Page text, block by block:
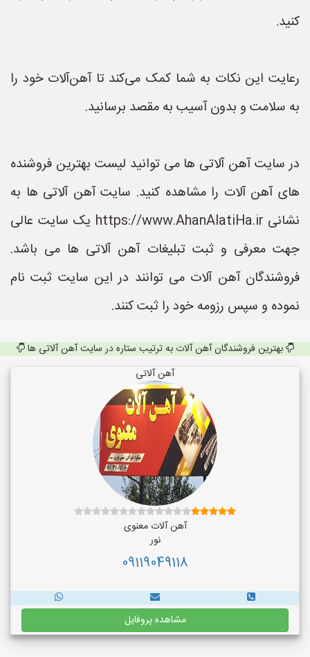
کنید.
رعایت این نکات به شما کمک می‌کند تا آهن‌آلات خود را
به سلامت و بدون آسیب به مقصد برسانید.
در سایت آهن آلاتی ها می توانید لیست بهترین فروشنده
های آهن آلات را مشاهده کنید. سایت آهن آلاتی ها به
نشانی https://www.AhanAlatiHa.ir یک سایت عالی
جهت معرفی و ثبت تبلیغات آهن آلاتی ها می باشد.
فروشندگان آهن آلات می توانند در این سایت ثبت نام
نموده و سپس رزومه خود را ثبت کنند.
بهترین فروشندگان آهن آلات به ترتیب ستاره در سایت آهن آلاتی ها
آهن آلاتی
آهن آلات معنوی
نور
09119049118
مشاهده پروفایل